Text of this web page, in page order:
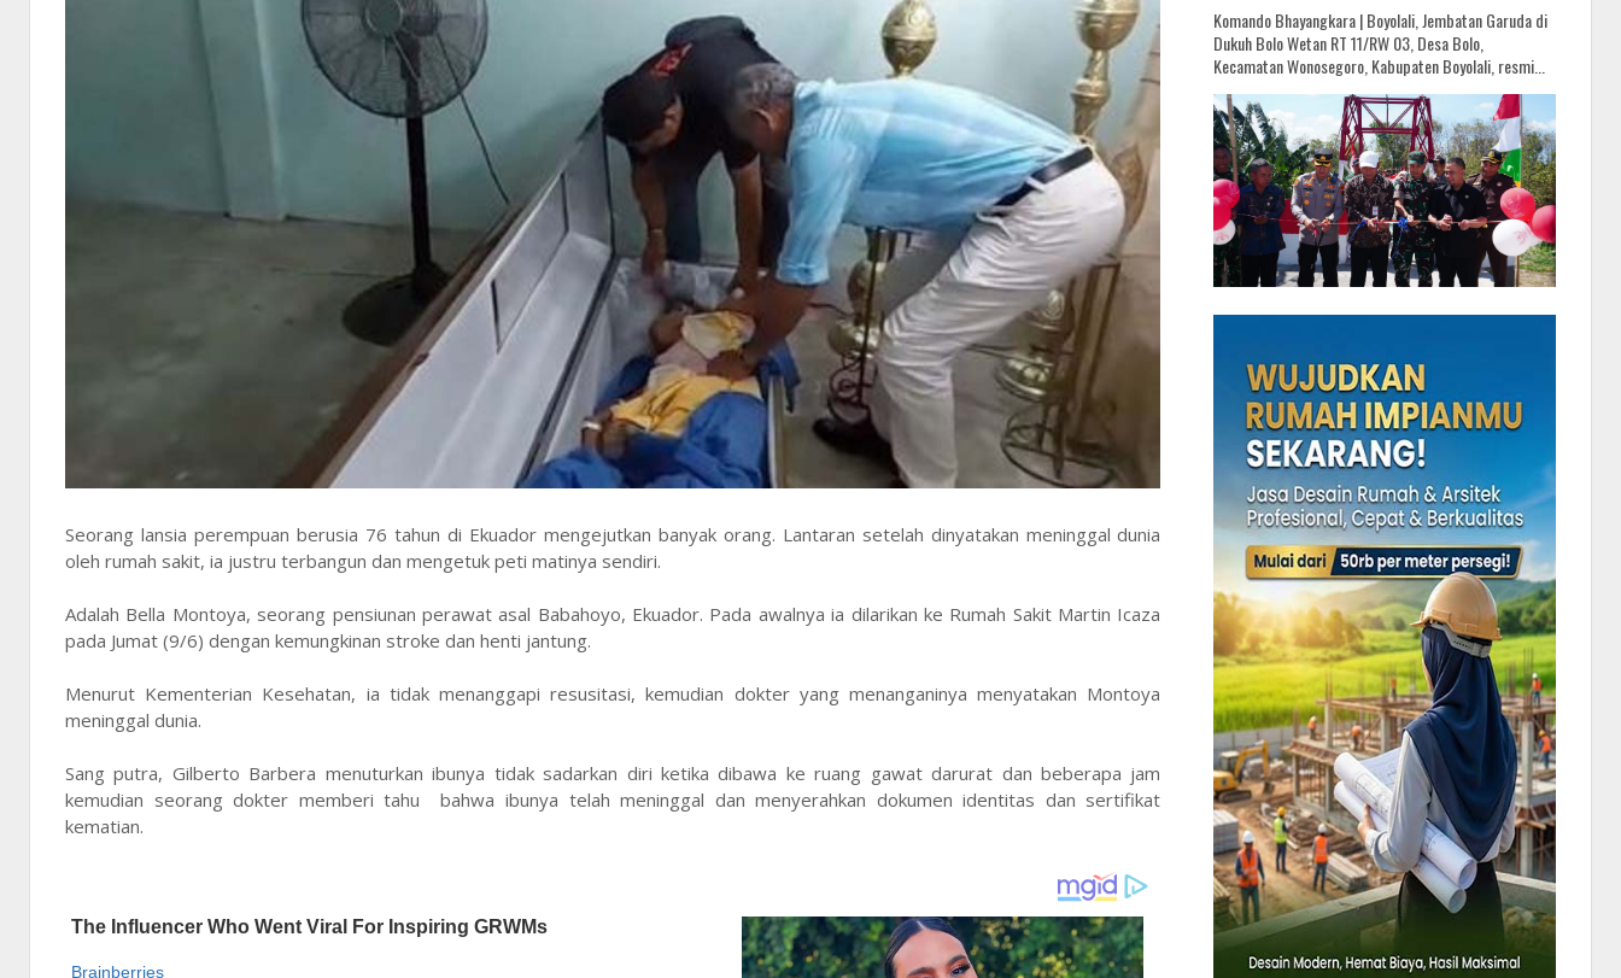
Seorang lansia perempuan berusia 76 tahun di Ekuador mengejutkan banyak orang. Lantaran setelah dinyatakan meninggal dunia
oleh rumah sakit, ia justru terbangun dan mengetuk peti matinya sendiri.
Adalah Bella Montoya, seorang pensiunan perawat asal Babahoyo, Ekuador. Pada awalnya ia dilarikan ke Rumah Sakit Martin Icaza
pada Jumat (9/6) dengan kemungkinan stroke dan henti jantung.
Menurut Kementerian Kesehatan, ia tidak menanggapi resusitasi, kemudian dokter yang menanganinya menyatakan Montoya
meninggal dunia.
Sang putra, Gilberto Barbera menuturkan ibunya tidak sadarkan diri ketika dibawa ke ruang gawat darurat dan beberapa jam
kemudian seorang dokter memberi tahu bahwa ibunya telah meninggal dan menyerahkan dokumen identitas dan sertifikat
kematian.
Komando Bhayangkara | Boyolali, Jembatan Garuda di
Dukuh Bolo Wetan RT 11/RW 03, Desa Bolo,
Kecamatan Wonosegoro, Kabupaten Boyolali, resmi...